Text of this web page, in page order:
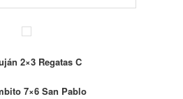
2×3 Regatas C
7×6 San Pablo